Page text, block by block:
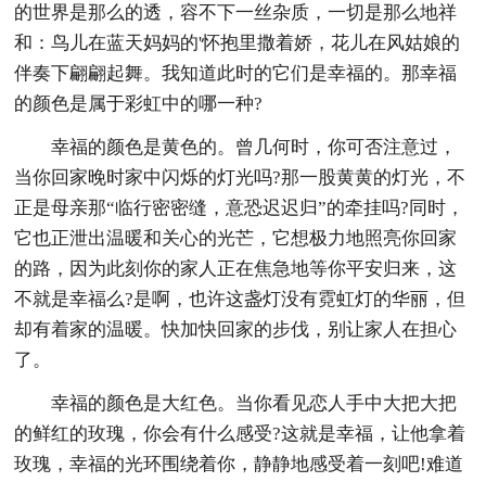
的世界是那么的透，容不下一丝杂质，一切是那么地祥
和：鸟儿在蓝天妈妈的'怀抱里撒着娇，花儿在风姑娘的
伴奏下翩翩起舞。我知道此时的它们是幸福的。那幸福
的颜色是属于彩虹中的哪一种?
幸福的颜色是黄色的。曾几何时，你可否注意过，
当你回家晚时家中闪烁的灯光吗?那一股黄黄的灯光，不
正是母亲那“临行密密缝，意恐迟迟归”的牵挂吗?同时，
它也正泄出温暖和关心的光芒，它想极力地照亮你回家
的路，因为此刻你的家人正在焦急地等你平安归来，这
不就是幸福么?是啊，也许这盏灯没有霓虹灯的华丽，但
却有着家的温暖。快加快回家的步伐，别让家人在担心
了。
幸福的颜色是大红色。当你看见恋人手中大把大把
的鲜红的玫瑰，你会有什么感受?这就是幸福，让他拿着
玫瑰，幸福的光环围绕着你，静静地感受着一刻吧!难道